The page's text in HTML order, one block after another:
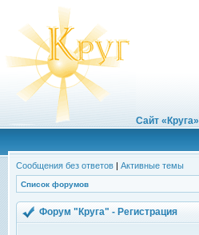
Сайт «Круга»
Сообщения без ответов | Активные темы
Список форумов
Форум "Круга" - Регистрация